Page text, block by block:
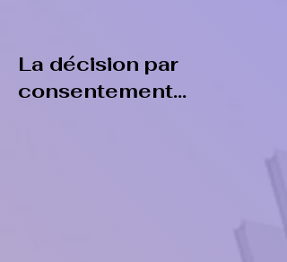
La décision par
consentement...